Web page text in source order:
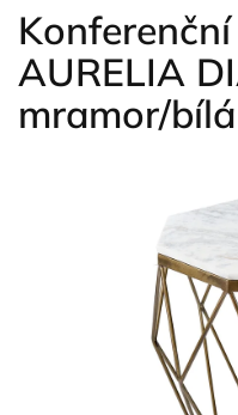
AURELIA
mramor/bílá